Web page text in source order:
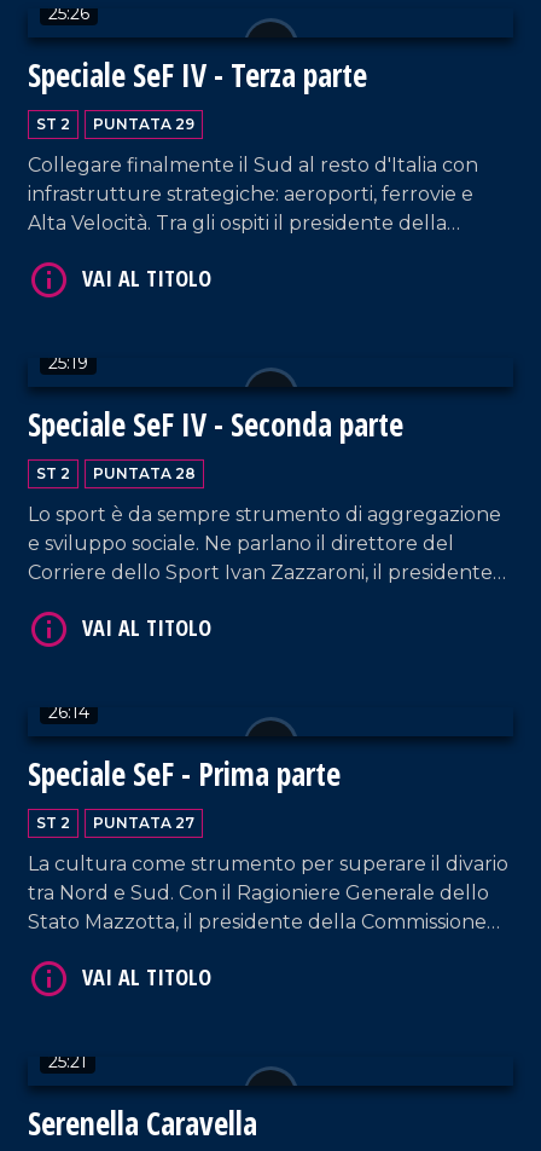
25:26
Speciale SeF IV - Terza parte
ST 2 PUNTATA 29
Collegare finalmente il Sud al resto d'Italia con
infrastrutture strategiche: aeroporti, ferrovie e
Alta Velocità. Tra gli ospiti il presidente della
delegato di RFI Vera Fiorani.
25:19
Speciale SeF IV - Seconda parte
ST 2 PUNTATA 28
Lo sport è da sempre strumento di aggregazione
e sviluppo sociale. Ne parlano il direttore del
Corriere dello Sport Ivan Zazzaroni, il presidente
Lega Serie B Mauro Balata e il presidente della
26:14
Speciale SeF - Prima parte
ST 2 PUNTATA 27
La cultura come strumento per superare il divario
tra Nord e Sud. Con il Ragioniere Generale dello
Stato Mazzotta, il presidente della Commissione
25:21
Serenella Caravella
VAI AL TITOLO
VAI AL TITOLO
VAI AL TITOLO